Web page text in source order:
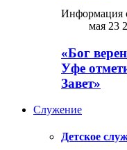
Информация
мая 23
«Бог
Уфе
Завет»
Служение
Детское